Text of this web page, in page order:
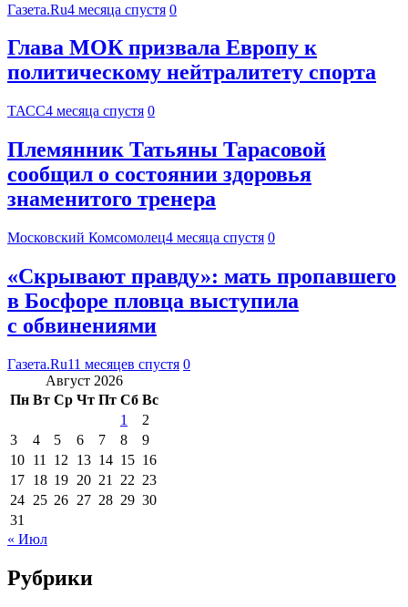
Газета.Ru4 месяца спустя 0
Глава МОК призвала Европу к
политическому нейтралитету спорта
ТАСС4 месяца спустя 0
Племянник Татьяны Тарасовой
сообщил о состоянии здоровья
знаменитого тренера
Московский Комсомолец4 месяца спустя 0
«Скрывают правду»: мать пропавшего
в Босфоре пловца выступила
с обвинениями
Газета.Ru11 месяцев спустя 0
Август 2026
Пн Вт Ср Чт Пт Сб Вс
1
2
3
4 5 6 7 8
9
10 11 12 13 14 15 16
17 18 19 20 21 22 23
24 25 26 27 28 29 30
31
« Июл
Рубрики